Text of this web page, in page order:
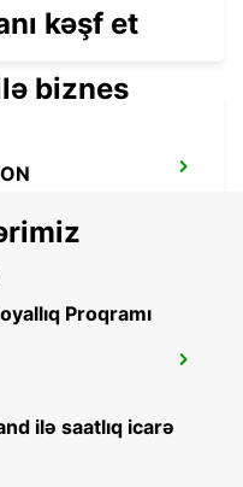
kəşf et
biznes
Proqramı
ilə saatlıq icarə